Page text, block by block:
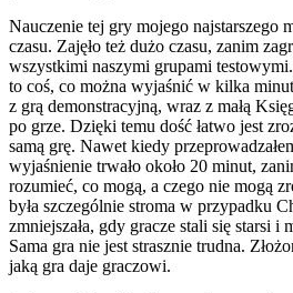
Nauczenie tej gry mojego najstarszego
czasu. Zajęło też dużo czasu, zanim
wszystkimi naszymi grupami
to coś, co można wyjaśnić w kilka
z grą demonstracyjną, wraz z małą
po grze. Dzięki temu dość łatwo jest
samą grę. Nawet kiedy
wyjaśnienie trwało około 20 minut,
rozumieć, co mogą, a czego nie mogą
była szczególnie stroma w przypadku
zmniejszała, gdy gracze stali się starsi i
Sama gra nie jest strasznie trudna.
jaką gra daje graczowi.